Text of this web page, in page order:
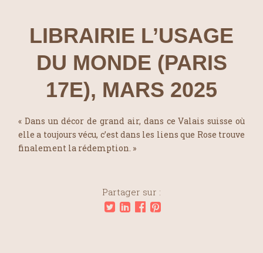
LIBRAIRIE L’USAGE
DU MONDE (PARIS
17E), MARS 2025
« Dans un décor de grand air, dans ce Valais suisse où
elle a toujours vécu, c’est dans les liens que Rose trouve
finalement la rédemption. »
Partager sur :